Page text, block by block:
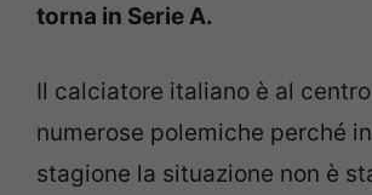
torna in Serie A.
Il calciatore italiano è al
numerose polemiche perché
stagione la situazione non è